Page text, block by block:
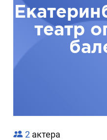
театр
2 актера